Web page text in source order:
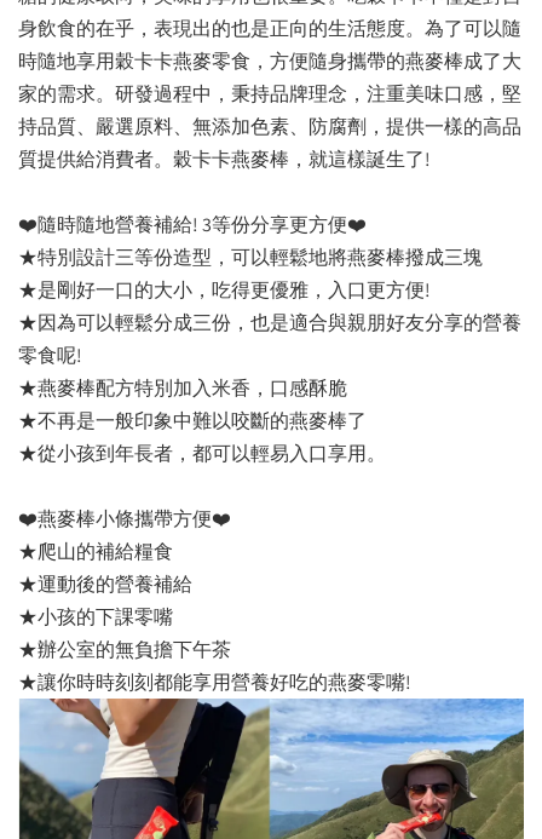
身飲食的在乎，表現出的也是正向的生活態度。為了可以隨
時隨地享用穀卡卡燕麥零食，方便隨身攜帶的燕麥棒成了大
家的需求。研發過程中，秉持品牌理念，注重美味口感，堅
持品質、嚴選原料、無添加色素、防腐劑，提供一樣的高品
質提供給消費者。穀卡卡燕麥棒，就這樣誕生了!
❤️隨時隨地營養補給! 3等份分享更方便❤️
★特別設計三等份造型，可以輕鬆地將燕麥棒撥成三塊
★是剛好一口的大小，吃得更優雅，入口更方便!
★因為可以輕鬆分成三份，也是適合與親朋好友分享的營養
零食呢!
★燕麥棒配方特別加入米香，口感酥脆
★不再是一般印象中難以咬斷的燕麥棒了
★從小孩到年長者，都可以輕易入口享用。
❤️燕麥棒小條攜帶方便❤️
★爬山的補給糧食
★運動後的營養補給
★小孩的下課零嘴
★辦公室的無負擔下午茶
★讓你時時刻刻都能享用營養好吃的燕麥零嘴!